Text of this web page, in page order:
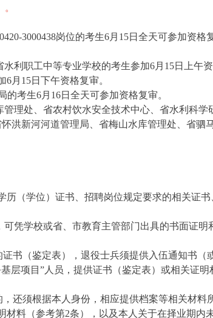
3000438岗位的考生6月15日全天可参加资格
利职工中等专业学校的考生参加6月15日上午
月15日下午资格复审。
的考生6月16日全天可参加资格复审。
理处、省农村饮水安全技术中心、省水利科学
洪新河河道管理局、省梅山水库管理处、省驷
历（学位）证书、招聘岗位规定要求的相关证书
凭学校或省、市教育主管部门出具的书面证明
书（鉴定表），退役士兵须提供入伍通知书（
层项目”人员，提供证书（鉴定表）或相关证明
还须根据本人身份，相应提供档案等相关材料
料（参考第2条），以及本人关于在择业期内